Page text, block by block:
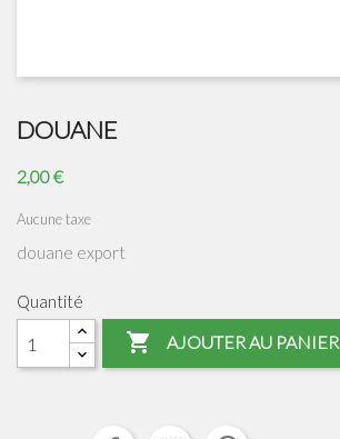
DOUANE
2,00 €
Aucune taxe
douane export
Quantité
 AJOUTER AU PANIER